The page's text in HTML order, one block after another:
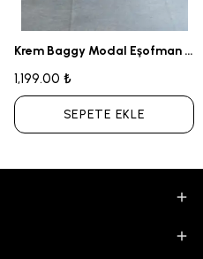
Krem Baggy Modal Eşofman Altı
1,199.00 ₺
SEPETE EKLE